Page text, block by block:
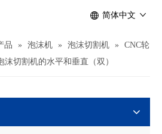
简体中文
品 » 泡沫机 » 泡沫切割机 »
CNC轮
沫切割机的水平和垂直（双）